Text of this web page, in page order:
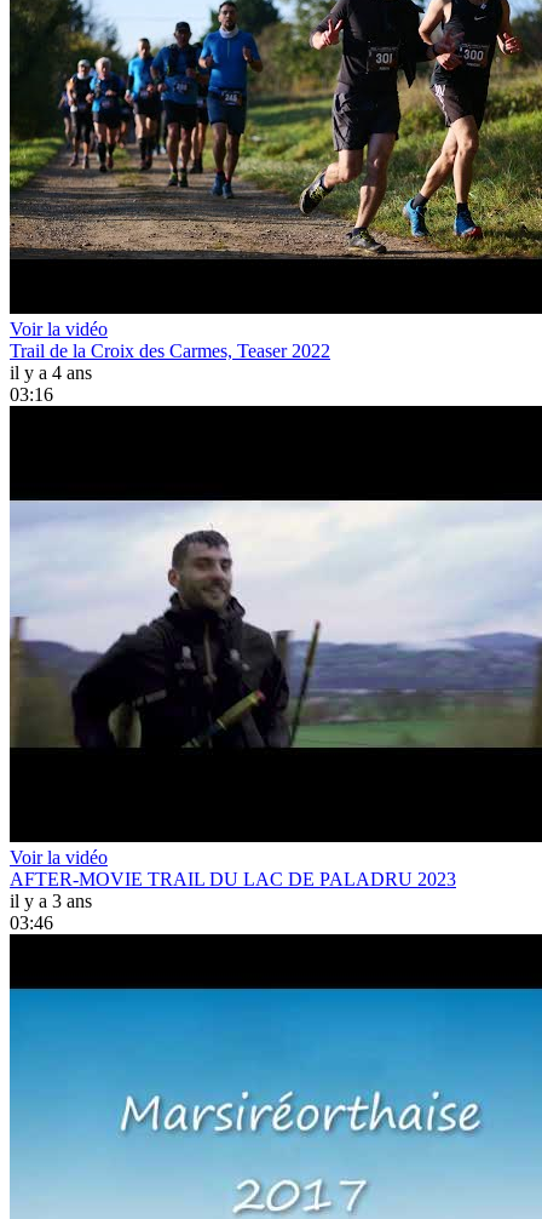
Voir la vidéo
Trail de la Croix des Carmes, Teaser 2022
il y a 4 ans
03:16
Voir la vidéo
AFTER-MOVIE TRAIL DU LAC DE PALADRU 2023
il y a 3 ans
03:46